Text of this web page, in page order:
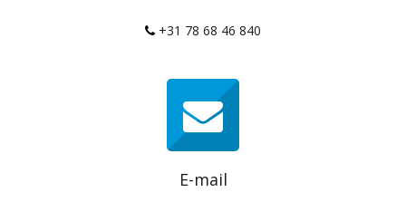
+31 78 68 46 840
E-mail